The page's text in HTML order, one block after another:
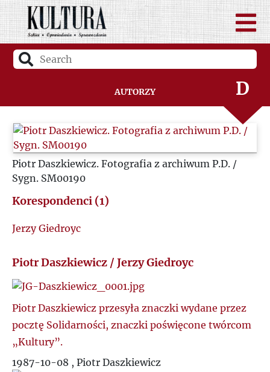
Autorzy
B
C
D
F
G
L
Piotr Daszkiewicz. Fotografia z archiwum P.D. /
Sygn. SM00190
Korespondenci (1)
Jerzy Giedroyc
Piotr Daszkiewicz / Jerzy Giedroyc
Piotr Daszkiewicz przesyła znaczki wydane przez
pocztę Solidarności, znaczki poświęcone twórcom
„Kultury”.
1987-10-08 , Piotr Daszkiewicz